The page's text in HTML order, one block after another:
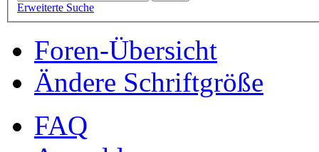
Erweiterte Suche
Foren-Übersicht
Ändere Schriftgröße
FAQ